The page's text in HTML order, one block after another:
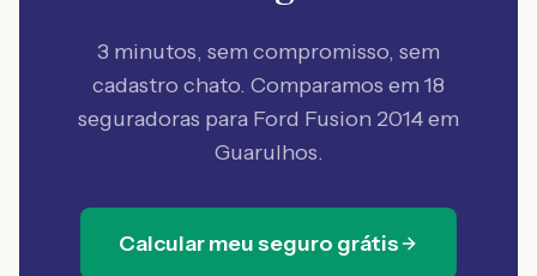
3 minutos, sem compromisso, sem
cadastro chato. Comparamos em 18
seguradoras para Ford Fusion 2014 em
Guarulhos.
Calcular meu seguro grátis